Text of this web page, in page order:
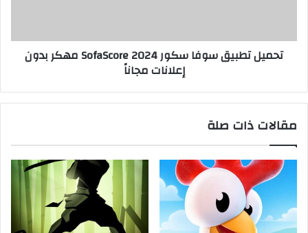
تحميل تطبيق سوفا سكور 2024 SofaScore مهكر بدون
إعلانات مجاناً
مقالات ذات صلة